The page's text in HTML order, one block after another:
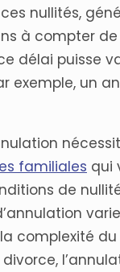
nullités,
à compter
délai puisse
exemple, un an
familiales qui
de
complexité du